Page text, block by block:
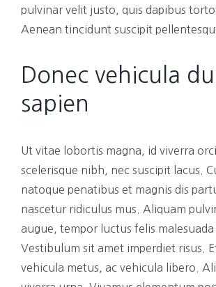
pulvinar velit justo, quis dapibus
Aenean tincidunt suscipit
Donec vehicula
sapien
Ut vitae lobortis magna, id viverra
scelerisque nibh, nec suscipit lacus.
natoque penatibus et magnis dis
nascetur ridiculus mus. Aliquam
augue, tempor luctus felis malesuada
Vestibulum sit amet imperdiet risus.
vehicula metus, ac vehicula libero.